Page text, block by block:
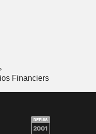
Financiers